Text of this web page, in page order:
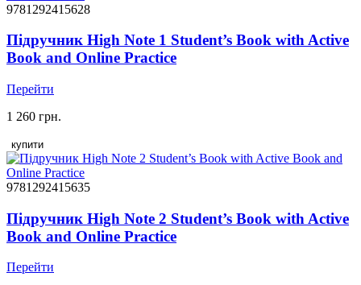
9781292415628
Підручник High Note 1 Student’s Book with Active
Book and Online Practice
Перейти
1 260 грн.
купити
9781292415635
Підручник High Note 2 Student’s Book with Active
Book and Online Practice
Перейти